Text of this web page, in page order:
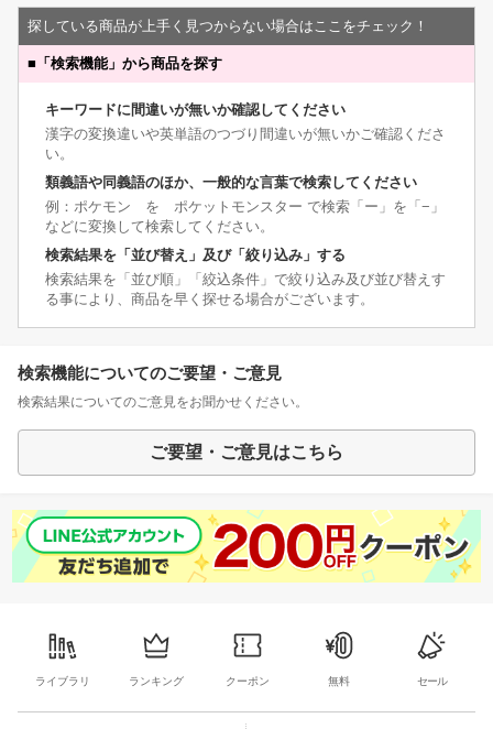
探している商品が上手く見つからない場合はここをチェック！
■ 「検索機能」から商品を探す
キーワードに間違いが無いか確認してください
漢字の変換違いや英単語のつづり間違いが無いかご確認くださ
い。
類義語や同義語のほか、一般的な言葉で検索してください
例：ポケモン を ポケットモンスター で検索「ー」を「−」
などに変換して検索してください。
検索結果を「並び替え」及び「絞り込み」する
検索結果を「並び順」「絞込条件」で絞り込み及び並び替えす
る事により、商品を早く探せる場合がございます。
検索機能についてのご要望・ご意見
検索結果についてのご意見をお聞かせください。
ご要望・ご意見はこちら
ライブラリ ランキング クーポン 無料 セール